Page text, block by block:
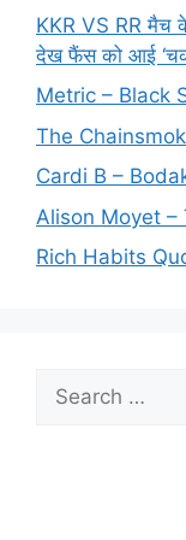
KKR VS RR मैच
देख फैंस को आई ‘चक
Metric – Black
The
Cardi B –
Alison Moyet –
Rich Habits
Search
for: